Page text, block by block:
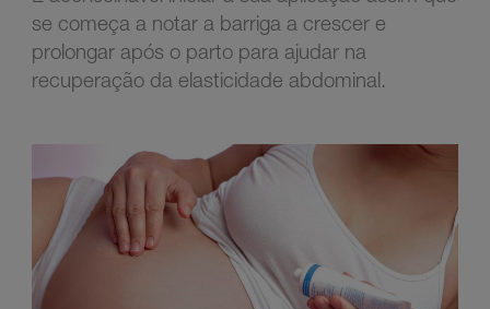
se começa a notar a barriga a crescer e
prolongar após o parto para ajudar na
recuperação da elasticidade abdominal.